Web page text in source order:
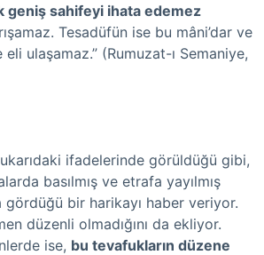
geniş sahifeyi ihata edemez
Tesadüfün ise bu mâni’dar ve
ulaşamaz.” (Rumuzat-ı Semaniye,
ifadelerinde görüldüğü gibi,
basılmış ve etrafa yayılmış
gördüğü bir harikayı haber veriyor.
düzenli olmadığını da ekliyor.
ise, bu tevafukların düzene